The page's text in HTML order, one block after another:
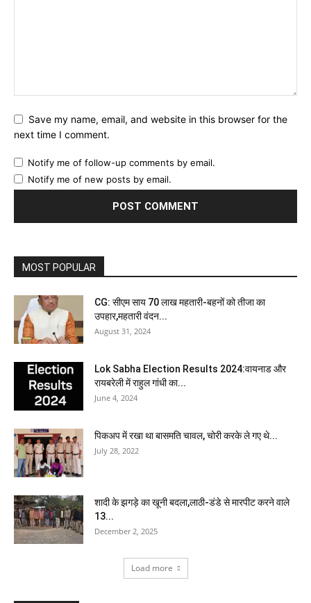
Save my name, email, and website in this browser for the
next time I comment.
Notify me of follow-up comments by email.
Notify me of new posts by email.
MOST POPULAR
CG: सीएम साय 70 लाख महतारी-बहनों को तीजा का
उपहार,महतारी वंदन...
August 31, 2024
Lok Sabha Election Results 2024:वायनाड और
रायबरेली में राहुल गांधी का...
June 4, 2024
पिकअप में रखा था बासमति चावल, चोरी करके ले गए थे...
July 28, 2022
शादी के झगड़े का खूनी बदला,लाठी-डंडे से मारपीट करने वाले
13...
December 2, 2025
Load more